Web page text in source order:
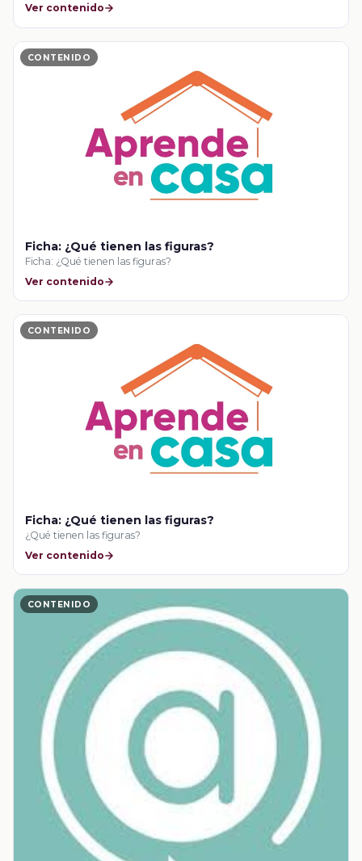
Ver contenido
CONTENIDO
Ficha: ¿Qué tienen las figuras?
Ficha: ¿Qué tienen las figuras?
Ver contenido
CONTENIDO
Ficha: ¿Qué tienen las figuras?
¿Qué tienen las figuras?
Ver contenido
CONTENIDO